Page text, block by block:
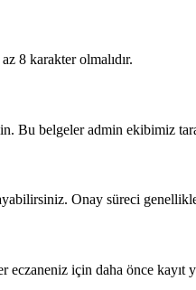
8 karakter olmalıdır.
Bu belgeler admin ekibimiz
Onay süreci
için daha önce